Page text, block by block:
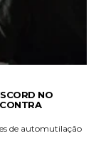
NO
de automutilação